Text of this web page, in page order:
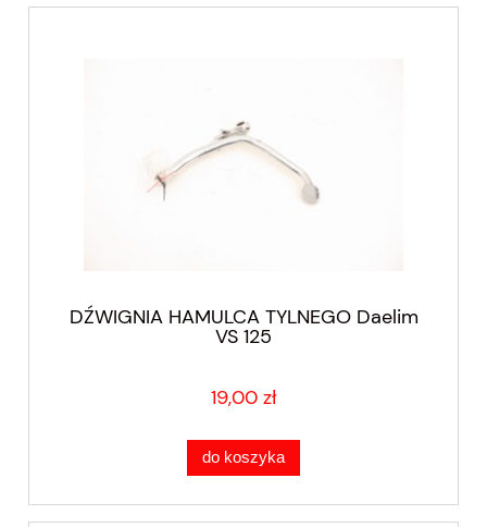
DŹWIGNIA HAMULCA TYLNEGO Daelim
VS 125
19,00 zł
do koszyka